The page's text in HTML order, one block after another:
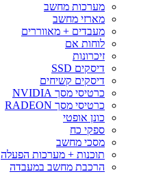
מערכות מחשב
מארזי מחשב
מעבדים + מאווררים
לוחות אם
זיכרונות
דיסקים SSD
דיסקים קשיחים
כרטיסי מסך NVIDIA
כרטיסי מסך RADEON
כונן אופטי
ספקי כח
מסכי מחשב
תוכנות + מערכות הפעלה
הרכבת מחשב במעבדה